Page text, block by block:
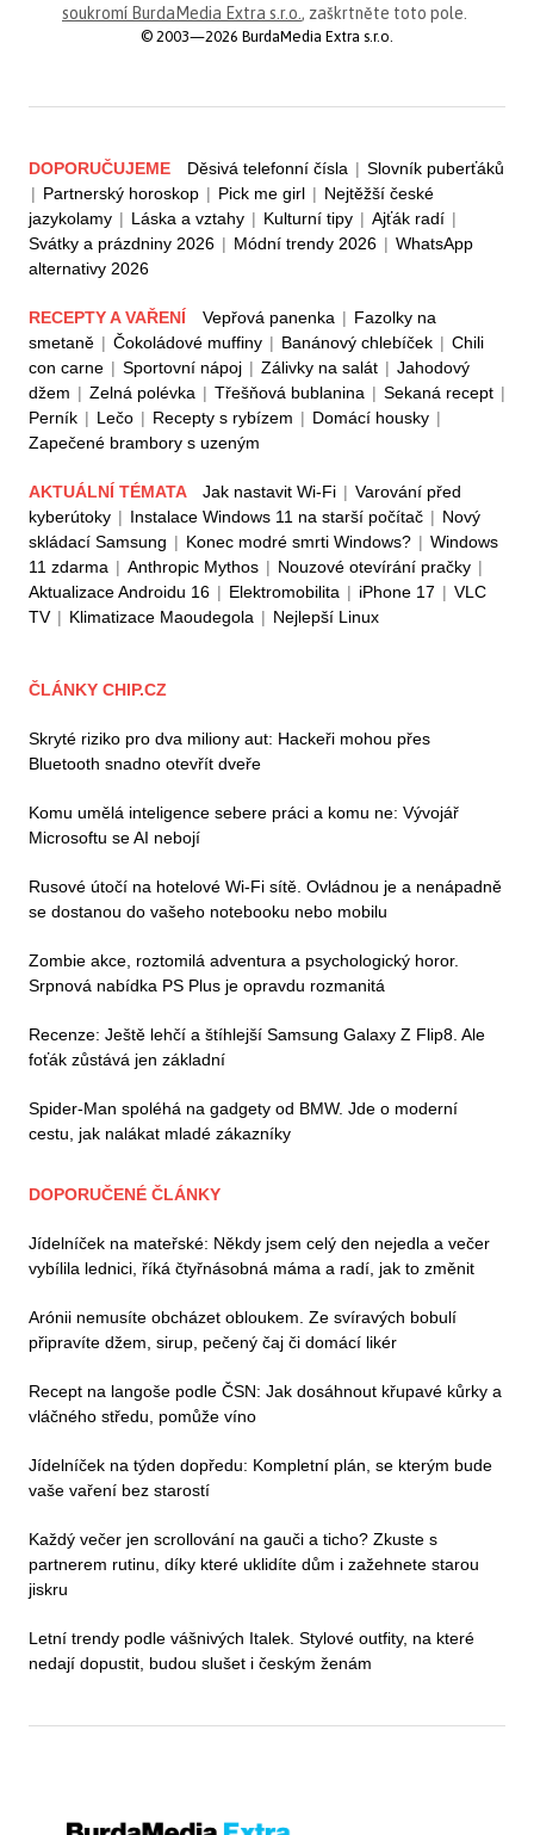
soukromí BurdaMedia Extra s.r.o. , zaškrtněte toto pole.
© 2003—2026 BurdaMedia Extra s.r.o.
DOPORUČUJEME Děsivá telefonní čísla | Slovník puberťáků
| Partnerský horoskop | Pick me girl | Nejtěžší české
jazykolamy | Láska a vztahy | Kulturní tipy | Ajťák radí |
Svátky a prázdniny 2026 | Módní trendy 2026 | WhatsApp
alternativy 2026
RECEPTY A VAŘENÍ Vepřová panenka | Fazolky na
smetaně | Čokoládové muffiny | Banánový chlebíček | Chili
con carne | Sportovní nápoj | Zálivky na salát | Jahodový
džem | Zelná polévka | Třešňová bublanina | Sekaná recept |
Perník | Lečo | Recepty s rybízem | Domácí housky |
Zapečené brambory s uzeným
AKTUÁLNÍ TÉMATA Jak nastavit Wi-Fi | Varování před
kyberútoky | Instalace Windows 11 na starší počítač | Nový
skládací Samsung | Konec modré smrti Windows? | Windows
11 zdarma | Anthropic Mythos | Nouzové otevírání pračky |
Aktualizace Androidu 16 | Elektromobilita | iPhone 17 | VLC
TV | Klimatizace Maoudegola | Nejlepší Linux
ČLÁNKY CHIP.CZ
Skryté riziko pro dva miliony aut: Hackeři mohou přes
Bluetooth snadno otevřít dveře
Komu umělá inteligence sebere práci a komu ne: Vývojář
Microsoftu se AI nebojí
Rusové útočí na hotelové Wi-Fi sítě. Ovládnou je a nenápadně
se dostanou do vašeho notebooku nebo mobilu
Zombie akce, roztomilá adventura a psychologický horor.
Srpnová nabídka PS Plus je opravdu rozmanitá
Recenze: Ještě lehčí a štíhlejší Samsung Galaxy Z Flip8. Ale
foťák zůstává jen základní
Spider-Man spoléhá na gadgety od BMW. Jde o moderní
cestu, jak nalákat mladé zákazníky
DOPORUČENÉ ČLÁNKY
Jídelníček na mateřské: Někdy jsem celý den nejedla a večer
vybílila lednici, říká čtyřnásobná máma a radí, jak to změnit
Arónii nemusíte obcházet obloukem. Ze svíravých bobulí
připravíte džem, sirup, pečený čaj či domácí likér
Recept na langoše podle ČSN: Jak dosáhnout křupavé kůrky a
vláčného středu, pomůže víno
Jídelníček na týden dopředu: Kompletní plán, se kterým bude
vaše vaření bez starostí
Každý večer jen scrollování na gauči a ticho? Zkuste s
partnerem rutinu, díky které uklidíte dům i zažehnete starou
jiskru
Letní trendy podle vášnivých Italek. Stylové outfity, na které
nedají dopustit, budou slušet i českým ženám